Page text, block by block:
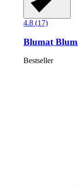
4.8 (17)
Blumat
Bestseller